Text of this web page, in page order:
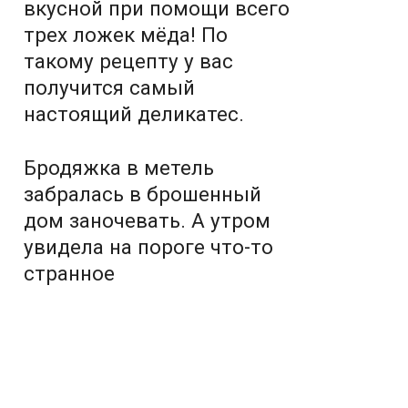
вкусной при помощи всего
трех ложек мёда! По
такому рецепту у вас
получится самый
настоящий деликатес.
Бродяжка в метель
забралась в брошенный
дом заночевать. А утром
увидела на пороге что-то
странное